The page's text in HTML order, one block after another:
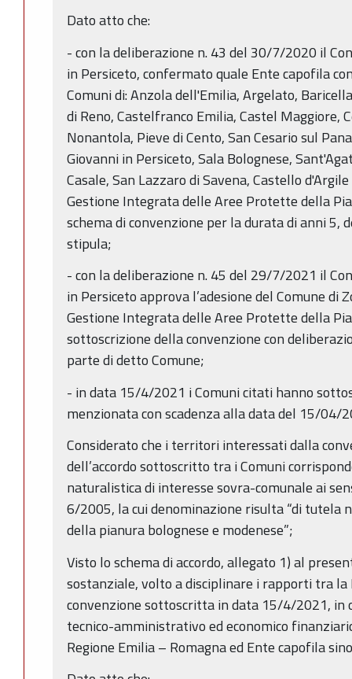
Dato atto che:
- con la deliberazione n. 43 del 30/7/2020 il
in Persiceto, confermato quale Ente capofila
Comuni di: Anzola dell'Emilia, Argelato,
di Reno, Castelfranco Emilia, Castel Maggiore,
Nonantola, Pieve di Cento, San Cesario sul
Giovanni in Persiceto, Sala Bolognese,
Casale, San Lazzaro di Savena, Castello
Gestione Integrata delle Aree Protette della
schema di convenzione per la durata di anni 5,
stipula;
- con la deliberazione n. 45 del 29/7/2021 il
in Persiceto approva l’adesione del Comune di
Gestione Integrata delle Aree Protette della
sottoscrizione della convenzione con
parte di detto Comune;
- in data 15/4/2021 i Comuni citati hanno
menzionata con scadenza alla data del 15/04/
Considerato che i territori interessati dalla
dell’accordo sottoscritto tra i Comuni
naturalistica di interesse sovra-comunale ai
6/2005, la cui denominazione risulta “di
della pianura bolognese e modenese”;
Visto lo schema di accordo, allegato 1) al
sostanziale, volto a disciplinare i rapporti tra la
convenzione sottoscritta in data 15/4/2021, in
tecnico-amministrativo ed economico
Regione Emilia – Romagna ed Ente capofila